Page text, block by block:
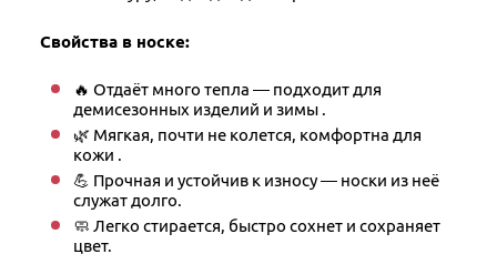
Свойства в носке:
🔥 Отдаёт много тепла — подходит для
демисезонных изделий и зимы .
🌿 Мягкая, почти не колется, комфортна для
кожи .
💪 Прочная и устойчив к износу — носки из неё
служат долго.
🧼 Легко стирается, быстро сохнет и сохраняет
цвет.